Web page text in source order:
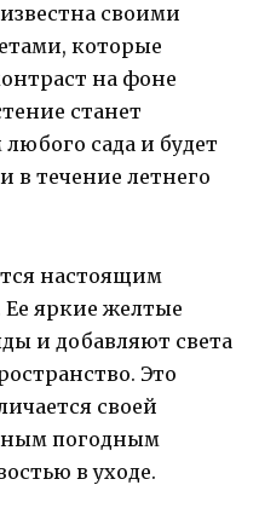
известна своими
которые
на фоне
станет
сада и будет
в течение летнего
настоящим
Ее яркие желтые
и добавляют света
Это
своей
погодным
в уходе.